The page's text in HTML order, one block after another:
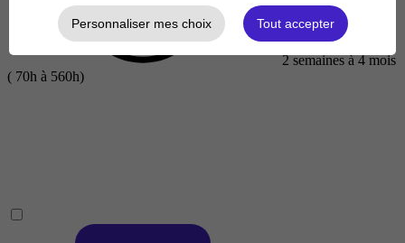
2 semaines à 4 mois
( 70h à 560h)
Personnaliser mes choix Tout accepter